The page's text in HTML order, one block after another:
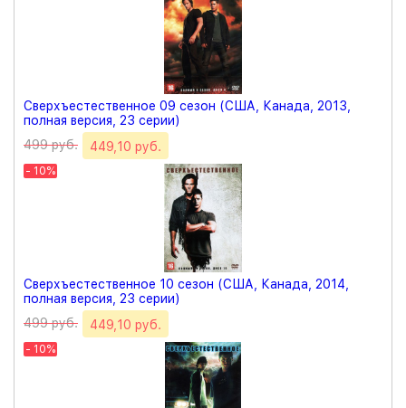
Сверхъестественное 09 сезон (США, Канада, 2013,
полная версия, 23 серии)
499 руб.
449,10 руб.
- 10%
Сверхъестественное 10 сезон (США, Канада, 2014,
полная версия, 23 серии)
499 руб.
449,10 руб.
- 10%